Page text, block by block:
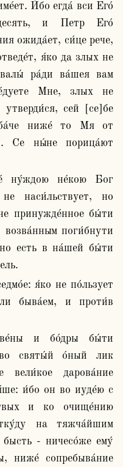
И́бо егда́ вси Его́
и Петр Его́
ожида́ет, си́це рече,
я́ко да злых не
ра́ди ва́шея вам
Мне, злых не
сей [се]бе
ниже́ то Мя от
Се ны́не порица́ют
наси́льствует, но
принужде́нное бы́ти
поги́бнути
есть в на́шей бы́ти
быва́ем, и проти́в
святы́й о́ный лик
дарова́ние
и́бо он во иуде́ю с
и ко очище́нию
на тяжча́йшим
бысть - ничесо́же ему́
ниже́ сопребыва́ние